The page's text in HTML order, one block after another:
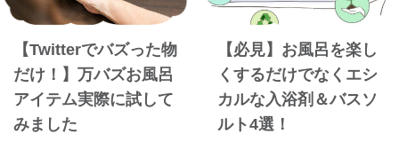
【Twitterでバズった物
だけ！】万バズお風呂
アイテム実際に試して
みました
【必見】お風呂を楽し
くするだけでなくエシ
カルな入浴剤＆バスソ
ルト4選！